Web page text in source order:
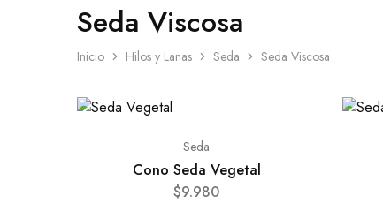
Seda Viscosa
Inicio Hilos y Lanas Seda Seda Viscosa
Seda
Cono Seda Vegetal
$9.980